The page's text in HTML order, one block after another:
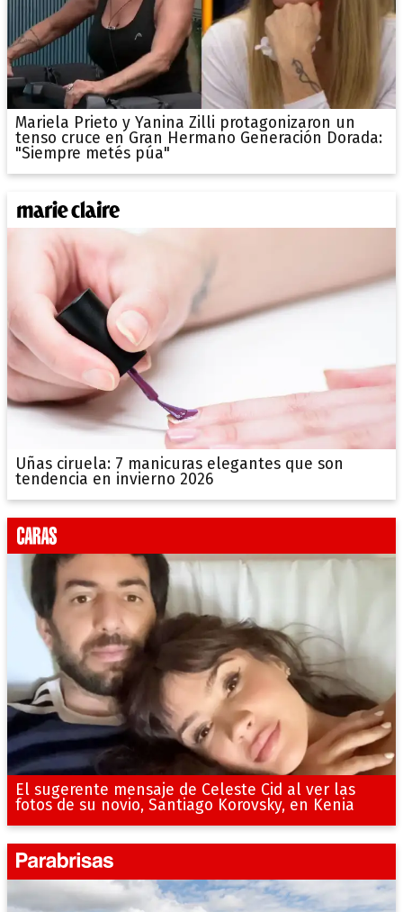
Mariela Prieto y Yanina Zilli protagonizaron un
tenso cruce en Gran Hermano Generación Dorada:
"Siempre metés púa"
Uñas ciruela: 7 manicuras elegantes que son
tendencia en invierno 2026
El sugerente mensaje de Celeste Cid al ver las
fotos de su novio, Santiago Korovsky, en Kenia